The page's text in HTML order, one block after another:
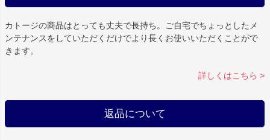
カトージの商品はとっても丈夫で長持ち。ご自宅でちょっとしたメ
ンテナンスをしていただくだけでより長くお使いいただくことがで
きます。
詳しくはこちら >
返品について